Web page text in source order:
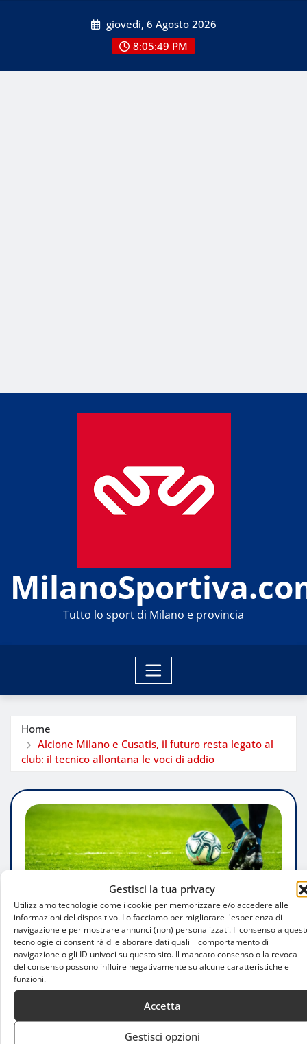
Gestisci la tua privacy
Utilizziamo tecnologie come i cookie per memorizzare e/o accedere alle
informazioni del dispositivo. Lo facciamo per migliorare l'esperienza di
navigazione e per mostrare annunci (non) personalizzati. Il consenso a
tecnologie ci consentirà di elaborare dati quali il comportamento di
navigazione o gli ID univoci su questo sito. Il mancato consenso o la revoca
del consenso possono influire negativamente su alcune caratteristiche e
funzioni.
Accetta
Gestisci opzioni
giovedì, 6 Agosto 2026
8:05:50 PM
Tutto lo sport di Milano e provincia
Home
Alcione Milano e Cusatis, il futuro resta legato al
club: il tecnico allontana le voci di addio
ATTUALITÀ
Alcione Milano e Cusatis, il futuro resta
legato al club: il tecnico allontana le voci